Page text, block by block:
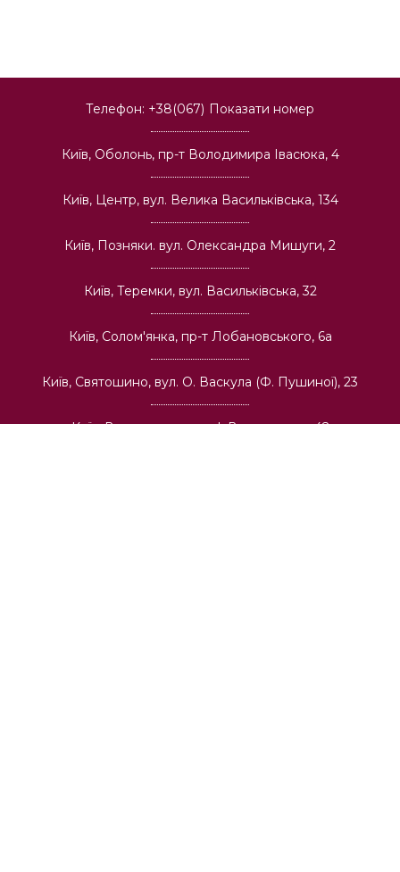
Телефон: +38(067) Показати номер
Київ, Оболонь, пр-т Володимира Івасюка, 4
Київ, Центр, вул. Велика Васильківська, 134
Київ, Позняки. вул. Олександра Мишуги, 2
Київ, Теремки, вул. Васильківська, 32
Київ, Солом'янка, пр-т Лобановського, 6а
Київ, Святошино, вул. О. Васкула (Ф. Пушиної), 23
Київ, Виноградар, вул. І. Виговського, 42